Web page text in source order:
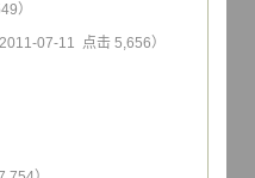
）
2011-07-11 点击 5,656）